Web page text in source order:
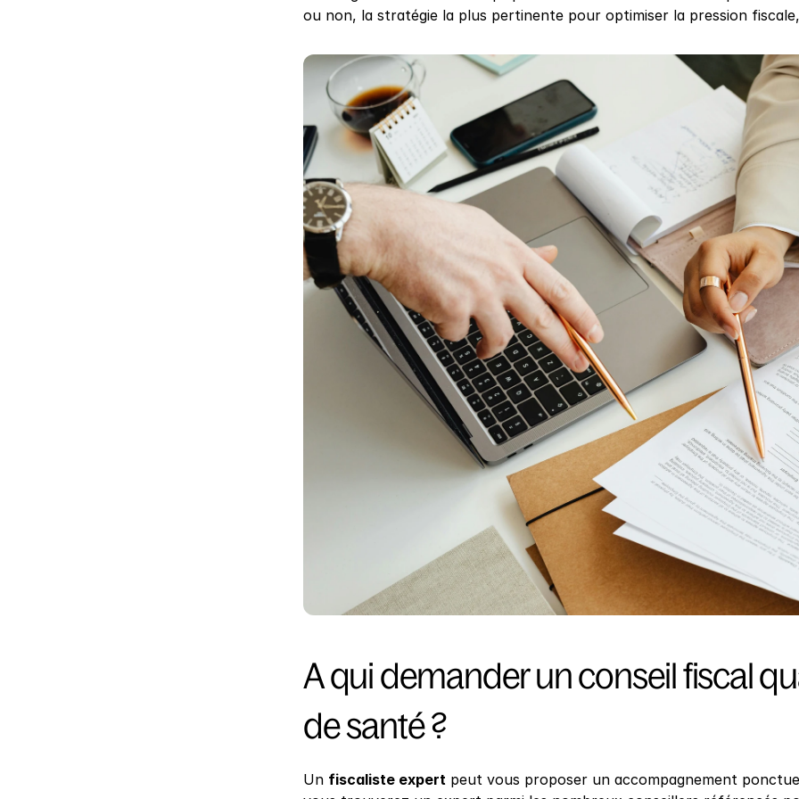
ou non, la stratégie la plus pertinente pour optimiser la pression
A qui demander un conseil fiscal
de santé ?
Un fiscaliste expert peut vous proposer un accompagnement